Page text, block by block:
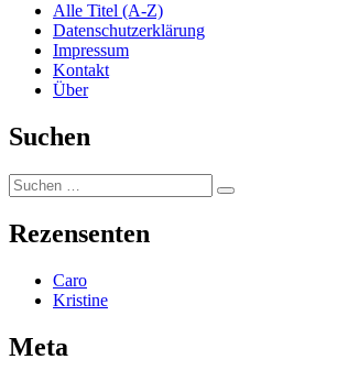
Alle Titel (A-Z)
Datenschutzerklärung
Impressum
Kontakt
Über
Suchen
Suchen
nach:
Suchen
Rezensenten
Caro
Kristine
Meta